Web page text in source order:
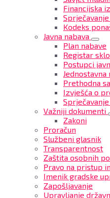
Financijska
Kodeks
Javna nabava
Plan nabave
Registar
Postupci
Jednostavna
Prethodna
Izvješća o
Važniji dokumenti
Zakoni
Proračun
Službeni glasnik
Transparentnost
Zaštita osobnih
Pravo na pristup
Imenik gradske
Zapošljavanje
Upravljanje